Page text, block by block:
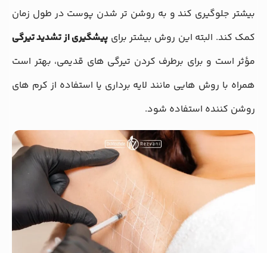
بیشتر جلوگیری کند و به روشن تر شدن پوست در طول زمان
کمک کند. البته این روش بیشتر برای پیشگیری از تشدید تیرگی
مؤثر است و برای برطرف کردن تیرگی های قدیمی، بهتر است
همراه با روش هایی مانند لایه برداری یا استفاده از کرم های
روشن کننده استفاده شود.